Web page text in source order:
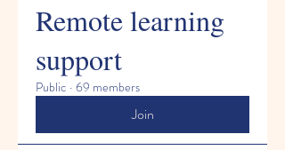
Remote learning
support
Public · 69 members
Join